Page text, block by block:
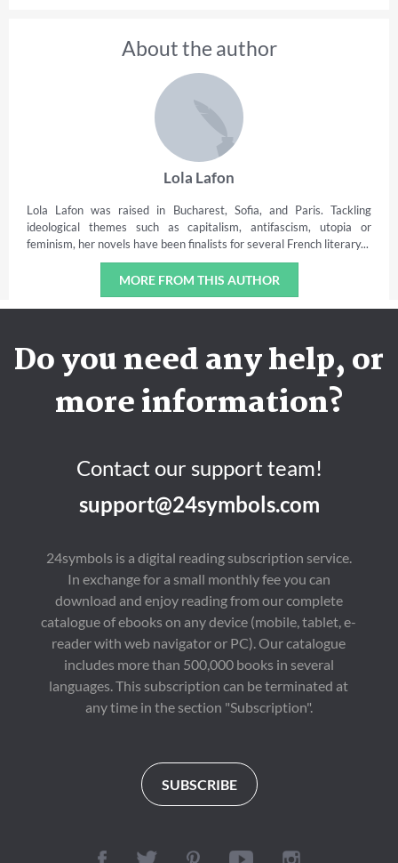
About the author
Lola Lafon
Lola Lafon was raised in Bucharest, Sofia, and Paris. Tackling
ideological themes such as capitalism, antifascism, utopia or
feminism, her novels have been finalists for several French literary...
MORE FROM THIS AUTHOR
Do you need any help, or
more information?
Contact our support team!
support@24symbols.com
24symbols is a digital reading subscription service.
In exchange for a small monthly fee you can
download and enjoy reading from our complete
catalogue of ebooks on any device (mobile, tablet, e-
reader with web navigator or PC). Our catalogue
includes more than 500,000 books in several
languages. This subscription can be terminated at
any time in the section "Subscription".
SUBSCRIBE